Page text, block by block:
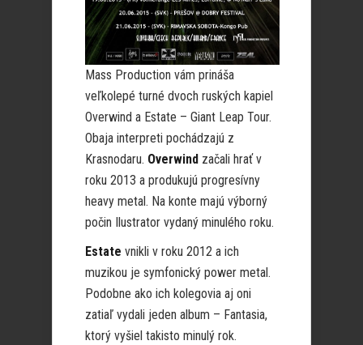
Mass Production vám prináša
veľkolepé turné dvoch ruských kapiel
Overwind a Estate – Giant Leap Tour.
Obaja interpreti pochádzajú z
Krasnodaru. Overwind začali hrať v
roku 2013 a produkujú progresívny
heavy metal. Na konte majú výborný
počin Ilustrator vydaný minulého roku.
Estate vnikli v roku 2012 a ich
muzikou je symfonický power metal.
Podobne ako ich kolegovia aj oni
zatiaľ vydali jeden album – Fantasia,
ktorý vyšiel takisto minulý rok.